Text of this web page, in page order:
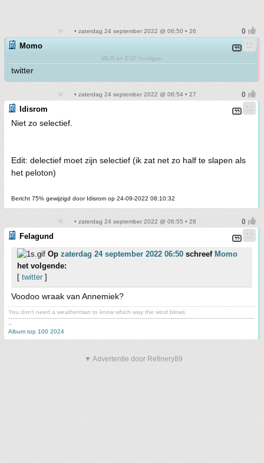
• zaterdag 24 september 2022 @ 06:50 • 26
Momo
WLR en ESF hooligan
twitter
• zaterdag 24 september 2022 @ 06:54 • 27
Idisrom
Niet zo selectief.
Edit: delectief moet zijn selectief (ik zat net zo half te slapen als
het peloton)
Bericht 75% gewijzigd door Idisrom op 24-09-2022 08:10:32
• zaterdag 24 september 2022 @ 06:55 • 28
Felagund
Op zaterdag 24 september 2022 06:50 schreef Momo
het volgende:
[ twitter ]
Voodoo wraak van Annemiek?
You don't need a weatherman to know which way the wind blows.
-------------------------------------------------------------------------------------------------------------------------------------------
--
Album top 100 2024
▼ Advertentie door Refinery89